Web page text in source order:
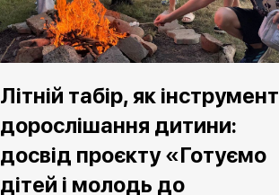
Літній табір, як інструмент
дорослішання дитини:
досвід проєкту «Готуємо
дітей і молодь до